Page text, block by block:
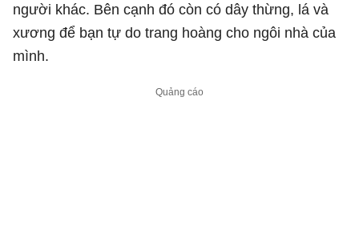
người khác. Bên cạnh đó còn có dây thừng, lá và
xương để bạn tự do trang hoàng cho ngôi nhà của
mình.